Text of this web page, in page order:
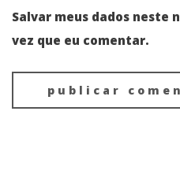
Salvar meus dados neste
vez que eu comentar.